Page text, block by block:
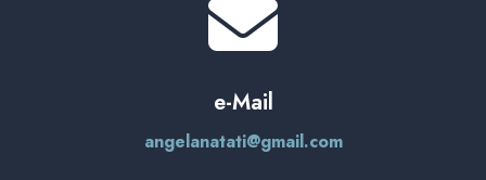
e-Mail
angelanatati@gmail.com